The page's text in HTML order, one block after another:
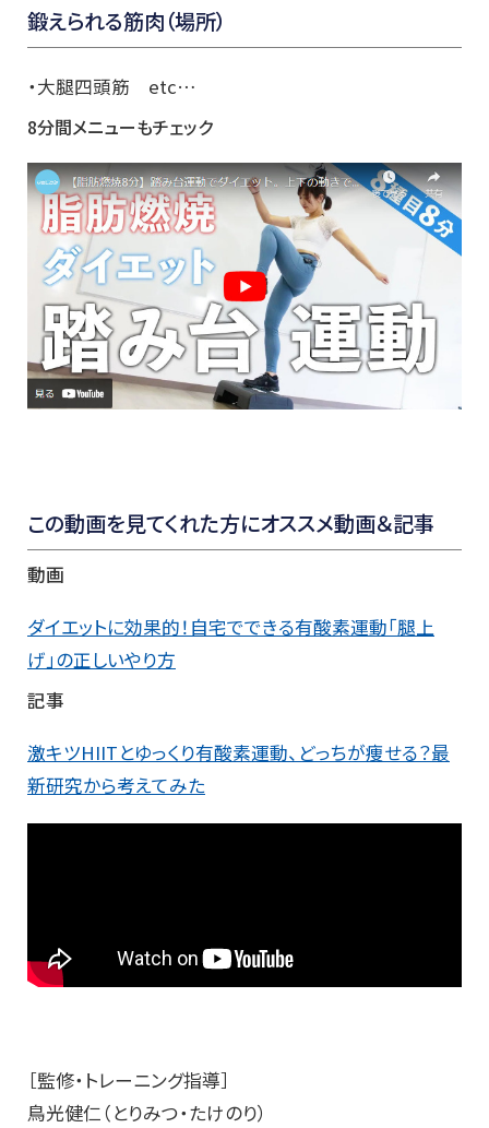
鍛えられる筋肉（場所）
・大腿四頭筋 etc…
8分間メニューもチェック
この動画を見てくれた方にオススメ動画＆記事
動画
ダイエットに効果的！自宅でできる有酸素運動「腿上
げ」の正しいやり方
記事
激キツHIITとゆっくり有酸素運動、どっちが痩せる？最
新研究から考えてみた
［監修・トレーニング指導］
鳥光健仁（とりみつ・たけのり）